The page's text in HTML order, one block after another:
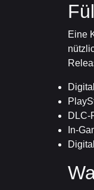
Eine
DLC-
In-